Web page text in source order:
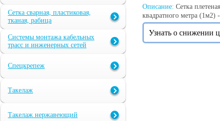
Сетка сварная, пластиковая,
тканая, рабица
Системы монтажа кабельных
трасс и инженерных сетей
Спецкрепеж
Такелаж
Такелаж нержавеющий
Описание: Сетка
квадратного метра (1м2)
Узнать о снижении